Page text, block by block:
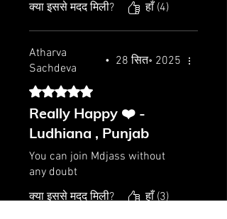
क्या इससे मदद मिली?
हाँ (4)
Atharva
Sachdeva
• 28 सित॰ 2025
5 में से 5 स्टार के रूप में रेट किया गया।
Really Happy ❤️ -
Ludhiana , Punjab
You can join Mdjass without
any doubt
क्या इससे मदद मिली?
हाँ (3)